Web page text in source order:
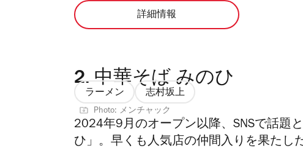
詳細情報
2. 中華そば みのひ
ラーメン 志村坂上
Photo: メンチャック
2024年9月のオープン以降、SNSで話題
ひ」。早くも人気店の仲間入りを果たし